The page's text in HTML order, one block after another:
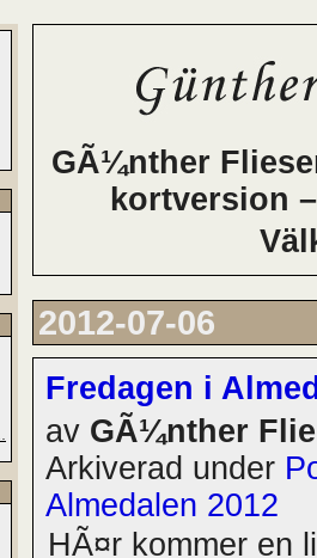
GÃ¼nther
kortversion
2012-07-06
Fredagen i
av GÃ¼nther
Arkiverad under
Almedalen 2012
HÃ¤r kommer en